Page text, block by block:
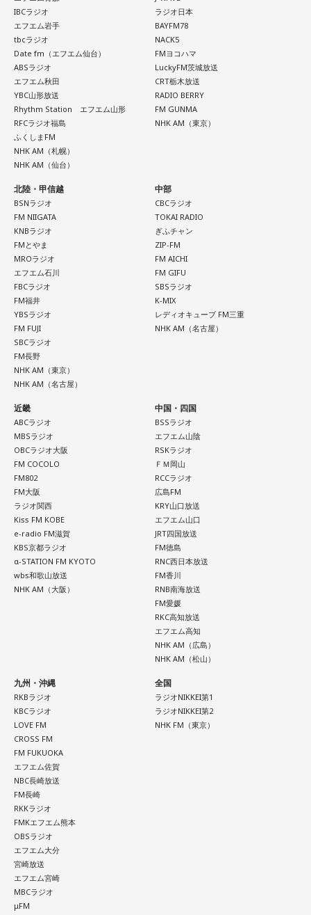
周りが勝手に忖度して動く、というのがドンの世界です」
長野 「こういうドンが全国にいる、というわけですね」
常井「福岡って大物議員がたくさんいました。その中で藏内
さんはどういう位置づけか。麻生さん、武田さん、かつては
古賀誠さん、山崎拓さん、村上正邦さん、といった方も。大
物が同じ県内にたくさんいることが、ドンを生み出す第2の条
件です」
長野 「はい」
常井「というのは、県議会の自民党も国会議員の系列ごとに
分かれていて。知事選や市長選があると保守分裂になってし
まうんですね。その間をつなぐ調整役が必要になると。実
際、福岡県は90年代まで革新県政、社会党系の知事がいたん
ですが。バラバラになった自民党を束ねる役割を果たしたの
が藏内さんだった。藏内さんは国会議員が就くことが多い自
民党県連会長にもなれた。ドンは保守分裂の中で育つんです
ね」
IBCラジオ
エフエム岩手
tbcラジオ
Date fm（エフエム仙台）
ABSラジオ
エフエム秋田
YBC山形放送
Rhythm Station エフエム山形
RFCラジオ福島
ふくしまFM
NHK AM（札幌）
NHK AM（仙台）
ラジオ日本
BAYFM78
NACK5
FMヨコハマ
LuckyFM茨城放送
CRT栃木放送
RADIO BERRY
FM GUNMA
NHK AM（東京）
北陸・甲信越
BSNラジオ
FM NIIGATA
KNBラジオ
FMとやま
MROラジオ
エフエム石川
FBCラジオ
FM福井
YBSラジオ
FM FUJI
SBCラジオ
FM長野
NHK AM（東京）
NHK AM（名古屋）
中部
CBCラジオ
TOKAI RADIO
ぎふチャン
ZIP-FM
FM AICHI
FM GIFU
SBSラジオ
K-MIX
レディオキューブ FM三重
NHK AM（名古屋）
近畿
ABCラジオ
MBSラジオ
OBCラジオ大阪
FM COCOLO
FM802
FM大阪
ラジオ関西
Kiss FM KOBE
e-radio FM滋賀
KBS京都ラジオ
α-STATION FM KYOTO
wbs和歌山放送
NHK AM（大阪）
中国・四国
BSSラジオ
エフエム山陰
RSKラジオ
ＦＭ岡山
RCCラジオ
広島FM
KRY山口放送
エフエム山口
JRT四国放送
FM徳島
RNC西日本放送
FM香川
RNB南海放送
FM愛媛
RKC高知放送
エフエム高知
NHK AM（広島）
NHK AM（松山）
九州・沖縄
RKBラジオ
KBCラジオ
LOVE FM
CROSS FM
FM FUKUOKA
エフエム佐賀
NBC長崎放送
FM長崎
RKKラジオ
FMKエフエム熊本
OBSラジオ
エフエム大分
宮崎放送
エフエム宮崎
MBCラジオ
μFM
全国
ラジオNIKKEI第1
ラジオNIKKEI第2
NHK FM（東京）